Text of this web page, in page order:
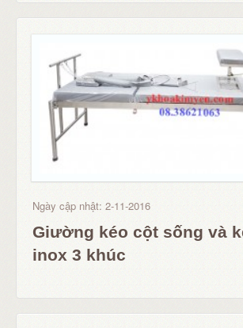
Ngày cập nhật: 2-11-2016
Giường kéo cột sống và
inox 3 khúc